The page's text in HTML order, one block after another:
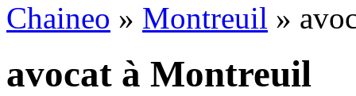
Chaineo » Montreuil »
avocat à Montreuil